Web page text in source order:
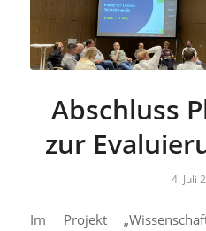
Abschluss
zur
4. Juli
Im Projekt